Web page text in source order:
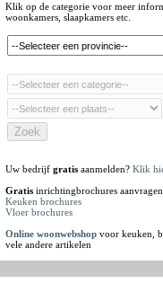
Klik op de categorie voor meer
woonkamers, slaapkamers etc.
Uw bedrijf gratis aanmelden? Klik
Gratis inrichtingbrochures
Keuken brochures
Vloer brochures
Online woonwebshop voor keuken,
vele andere artikelen